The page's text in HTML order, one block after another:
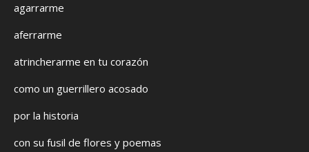
agarrarme
aferrarme
atrincherarme en tu corazón
como un guerrillero acosado
por la historia
con su fusil de flores y poemas